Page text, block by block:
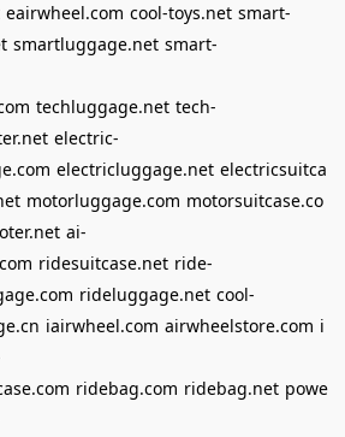
eairwheel.com cool-toys.net smart-
smartluggage.net smart-
techluggage.net tech-
electric-
electricluggage.net electricsuitca
motorluggage.com motorsuitcase.co
ai-
ridesuitcase.net ride-
rideluggage.net cool-
iairwheel.com airwheelstore.com i
ridebag.com ridebag.net powe